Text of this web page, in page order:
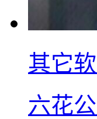
其它
六花